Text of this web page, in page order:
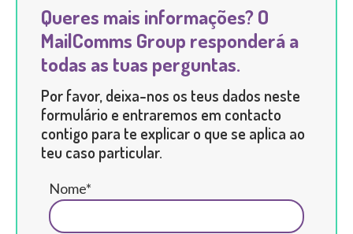
Queres mais informações? O
MailComms Group responderá a
todas as tuas perguntas.
Por favor, deixa-nos os teus dados neste
formulário e entraremos em contacto
contigo para te explicar o que se aplica ao
teu caso particular.
Nome*